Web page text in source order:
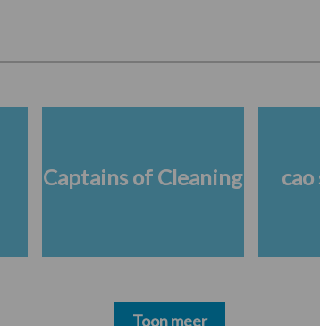
Captains of Cleaning
Toon meer